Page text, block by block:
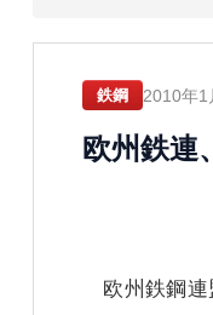
鉄鋼 2010年
欧州鉄
欧州鉄鋼連